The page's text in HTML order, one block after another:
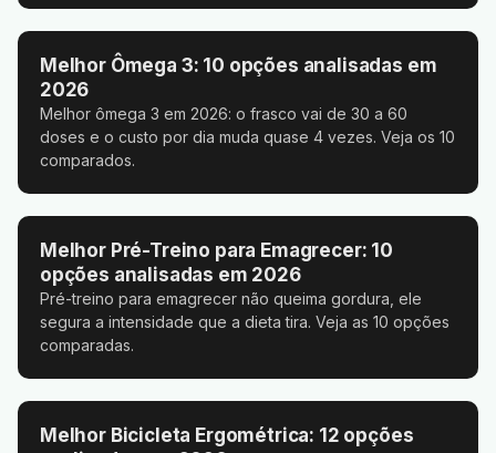
Melhor Ômega 3: 10 opções analisadas em
2026
Melhor ômega 3 em 2026: o frasco vai de 30 a 60
doses e o custo por dia muda quase 4 vezes. Veja os 10
comparados.
Melhor Pré-Treino para Emagrecer: 10
opções analisadas em 2026
Pré-treino para emagrecer não queima gordura, ele
segura a intensidade que a dieta tira. Veja as 10 opções
comparadas.
Melhor Bicicleta Ergométrica: 12 opções